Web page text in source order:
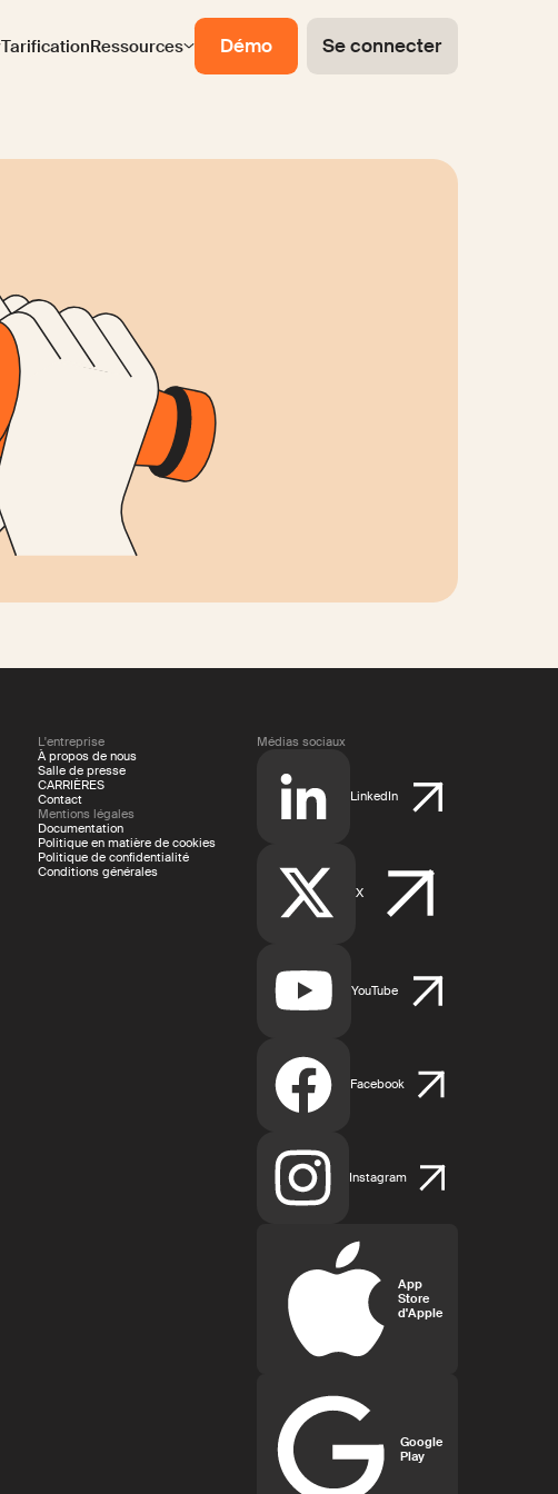
TarificationRessources Démo Se connecter
L'entreprise
À propos de nous
Salle de presse
CARRIÈRES
Contact
Mentions légales
Documentation
Politique en matière de cookies
Politique de confidentialité
Conditions générales
Médias sociaux
LinkedIn
X
YouTube
Facebook
Instagram
App
Store
d'Apple
Google
Play